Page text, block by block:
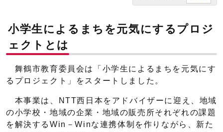
小学生によるまちを元気にするプロジ
ェクトとは
舞鶴市教育委員会は「小学生によるまちを元気にす
るプロジェクト」をスタートしました。
本事業は、NTT西日本をアドバイザーに迎え、地域
の小学校・地域の企業・地域の販売所それぞれの課題
を解決するWin－Winな連携体制を作りながら、新た